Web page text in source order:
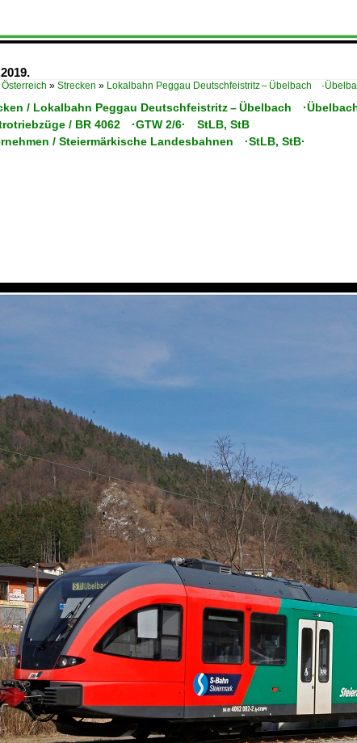
Österreich » Strecken » Lokalbahn Peggau Deutschfeistritz – Übelbach
/ Lokalbahn Peggau Deutschfeistritz – Übelbach
/ BR 4062 ·GTW 2/6· StLB, StB
/ Steiermärkische Landesbahnen ·StLB, StB·